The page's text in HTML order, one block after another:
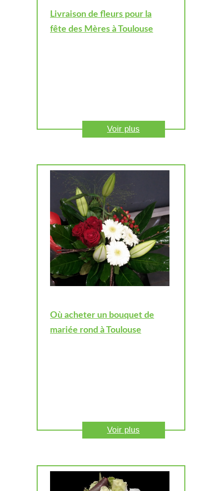
Livraison de fleurs pour la
fête des Mères à Toulouse
Voir plus
Où acheter un bouquet de
mariée rond à Toulouse
Voir plus